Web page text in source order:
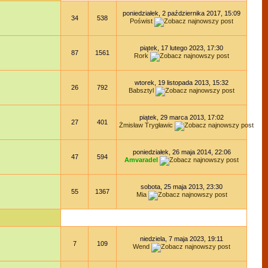
34 538
poniedziałek, 2 października 2017, 15:09
Poświst
87 1561
piątek, 17 lutego 2023, 17:30
Rork
26 792
wtorek, 19 listopada 2013, 15:32
Babsztyl
27 401
piątek, 29 marca 2013, 17:02
Żmisław Trygławic
47 594
poniedziałek, 26 maja 2014, 22:06
Amvaradel
55 1367
sobota, 25 maja 2013, 23:30
Mia
7 109
niedziela, 7 maja 2023, 19:11
Wend